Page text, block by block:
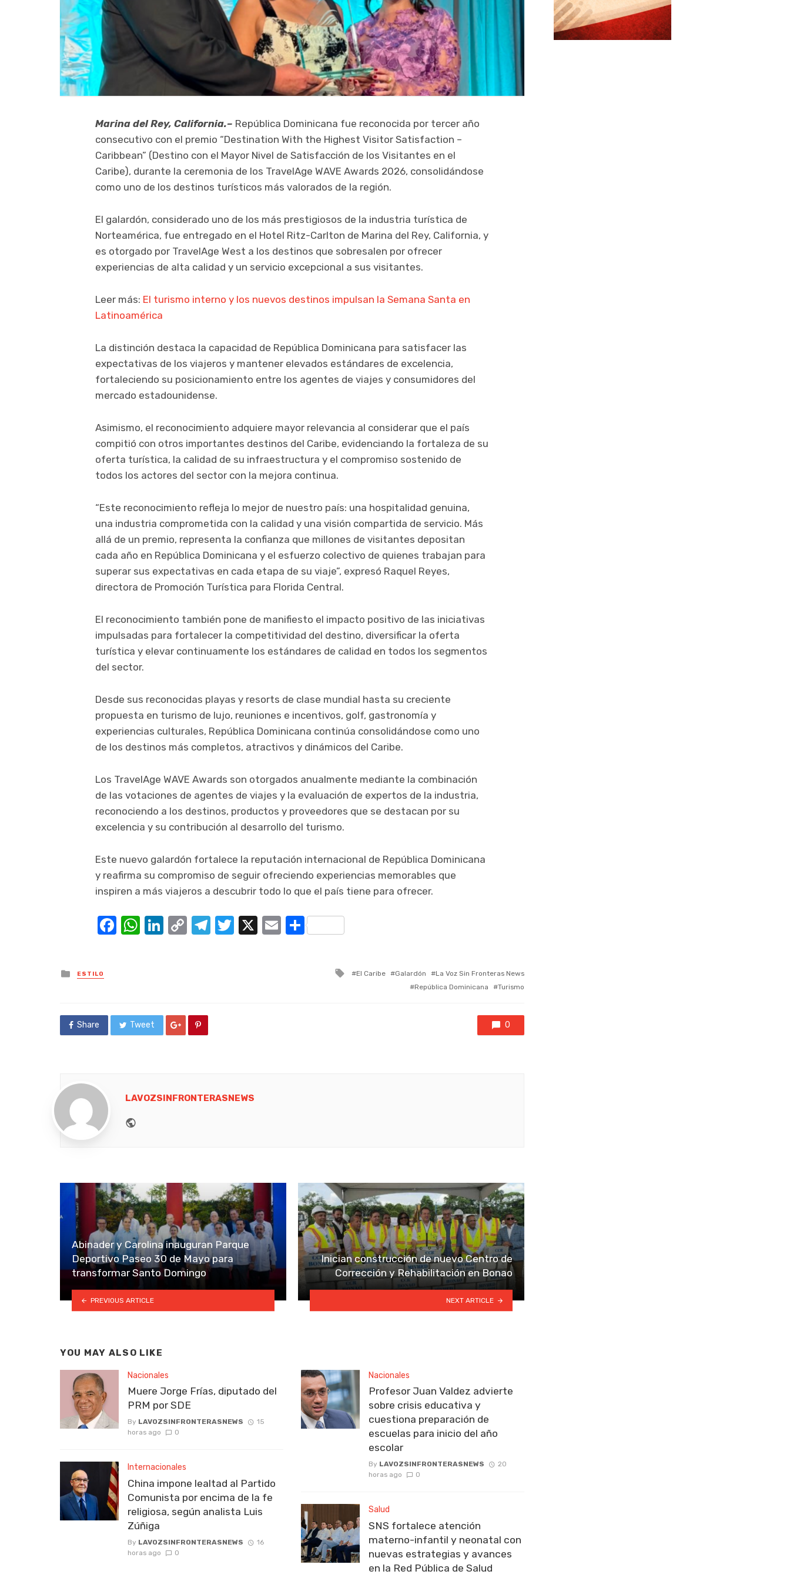
Marina del Rey, California.– República Dominicana fue reconocida por tercer año
consecutivo con el premio “Destination With the Highest Visitor Satisfaction –
Caribbean” (Destino con el Mayor Nivel de Satisfacción de los Visitantes en el
Caribe), durante la ceremonia de los TravelAge WAVE Awards 2026, consolidándose
como uno de los destinos turísticos más valorados de la región.
El galardón, considerado uno de los más prestigiosos de la industria turística de
Norteamérica, fue entregado en el Hotel Ritz-Carlton de Marina del Rey, California, y
es otorgado por TravelAge West a los destinos que sobresalen por ofrecer
experiencias de alta calidad y un servicio excepcional a sus visitantes.
Leer más: El turismo interno y los nuevos destinos impulsan la Semana Santa en
Latinoamérica
La distinción destaca la capacidad de República Dominicana para satisfacer las
expectativas de los viajeros y mantener elevados estándares de excelencia,
fortaleciendo su posicionamiento entre los agentes de viajes y consumidores del
mercado estadounidense.
Asimismo, el reconocimiento adquiere mayor relevancia al considerar que el país
compitió con otros importantes destinos del Caribe, evidenciando la fortaleza de su
oferta turística, la calidad de su infraestructura y el compromiso sostenido de
todos los actores del sector con la mejora continua.
“Este reconocimiento refleja lo mejor de nuestro país: una hospitalidad genuina,
una industria comprometida con la calidad y una visión compartida de servicio. Más
allá de un premio, representa la confianza que millones de visitantes depositan
cada año en República Dominicana y el esfuerzo colectivo de quienes trabajan para
superar sus expectativas en cada etapa de su viaje”, expresó Raquel Reyes,
directora de Promoción Turística para Florida Central.
El reconocimiento también pone de manifiesto el impacto positivo de las iniciativas
impulsadas para fortalecer la competitividad del destino, diversificar la oferta
turística y elevar continuamente los estándares de calidad en todos los segmentos
del sector.
Desde sus reconocidas playas y resorts de clase mundial hasta su creciente
propuesta en turismo de lujo, reuniones e incentivos, golf, gastronomía y
experiencias culturales, República Dominicana continúa consolidándose como uno
de los destinos más completos, atractivos y dinámicos del Caribe.
Los TravelAge WAVE Awards son otorgados anualmente mediante la combinación
de las votaciones de agentes de viajes y la evaluación de expertos de la industria,
reconociendo a los destinos, productos y proveedores que se destacan por su
excelencia y su contribución al desarrollo del turismo.
Este nuevo galardón fortalece la reputación internacional de República Dominicana
y reafirma su compromiso de seguir ofreciendo experiencias memorables que
inspiren a más viajeros a descubrir todo lo que el país tiene para ofrecer.
Facebook
WhatsApp
LinkedIn
CopyTelegram
Twitter
X EmailCompartir
Posted
in
ESTILO
Tagged
El Caribe Galardón
La Voz Sin Fronteras News
República Dominicana
Turismo
Share Tweet 0
LAVOZSINFRONTERASNEWS
Abinader y Carolina inauguran Parque
Deportivo Paseo 30 de Mayo para
transformar Santo Domingo
PREVIOUS ARTICLE
Inician construcción de nuevo Centro de
Corrección y Rehabilitación en Bonao
NEXT ARTICLE
YOU MAY ALSO LIKE
Nacionales
Muere Jorge Frías, diputado del
PRM por SDE
By LAVOZSINFRONTERASNEWS
15
horas ago
0
Internacionales
China impone lealtad al Partido
Comunista por encima de la fe
religiosa, según analista Luis
Zúñiga
By LAVOZSINFRONTERASNEWS
16
horas ago
0
Nacionales
Profesor Juan Valdez advierte
sobre crisis educativa y
cuestiona preparación de
escuelas para inicio del año
escolar
By LAVOZSINFRONTERASNEWS
20
horas ago
0
Salud
SNS fortalece atención
materno-infantil y neonatal con
nuevas estrategias y avances
en la Red Pública de Salud